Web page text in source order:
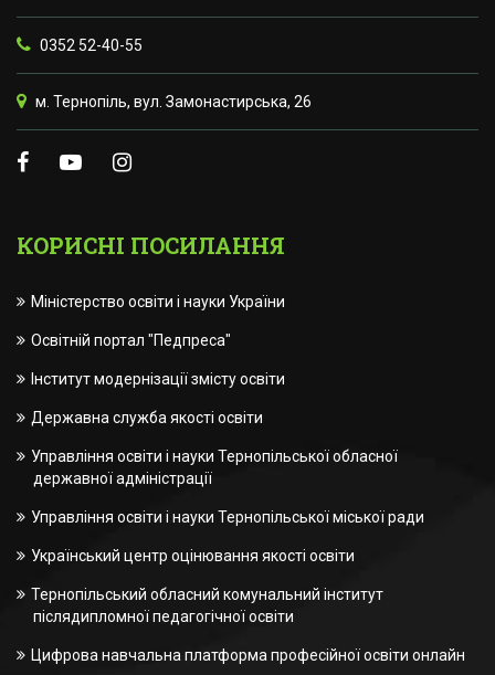
0352 52-40-55
м. Тернопіль, вул. Замонастирська, 26
КОРИСНІ ПОСИЛАННЯ
Міністерство освіти і науки України
Освітній портал "Педпреса"
Інститут модернізації змісту освіти
Державна служба якості освіти
Управління освіти і науки Тернопільської обласної
державної адміністрації
Управління освіти і науки Тернопільської міської ради
Український центр оцінювання якості освіти
Тернопільський обласний комунальний інститут
післядипломної педагогічної освіти
Цифрова навчальна платформа професійної освіти онлайн